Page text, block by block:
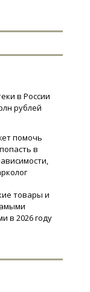
в России
рублей
помочь
в
товары и
в 2026 году